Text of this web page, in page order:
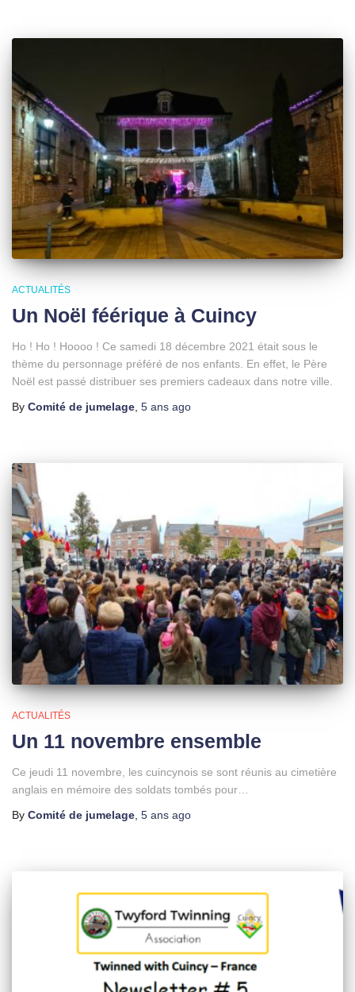
ACTUALITÉS
Un Noël féérique à Cuincy
Ho ! Ho ! Hoooo ! Ce samedi 18 décembre 2021 était sous le
thème du personnage préféré de nos enfants. En effet, le Père
Noël est passé distribuer ses premiers cadeaux dans notre ville.
By Comité de jumelage, 5 ans ago
ACTUALITÉS
Un 11 novembre ensemble
Ce jeudi 11 novembre, les cuincynois se sont réunis au cimetière
anglais en mémoire des soldats tombés pour…
By Comité de jumelage 5 ans ago